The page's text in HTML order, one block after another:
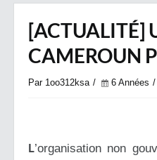
[ACTUALITÉ]
CAMEROUN
Par 1oo312ksa 6 Années
L’organisation non